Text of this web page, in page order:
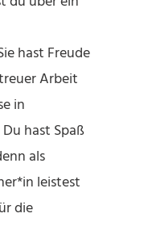
hast Freude
Arbeit
in
hast Spaß
als
leistest
die